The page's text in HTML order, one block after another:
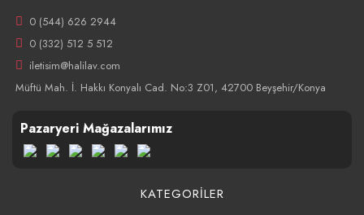
0 (544) 626 2944
0 (332) 512 5 512
iletisim@halilav.com
Müftü Mah. İ. Hakkı Konyalı Cad. No:3 Z01, 42700 Beyşehir/Konya
Pazaryeri Mağazalarımız
KATEGORİLER